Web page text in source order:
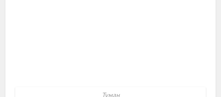
Туман